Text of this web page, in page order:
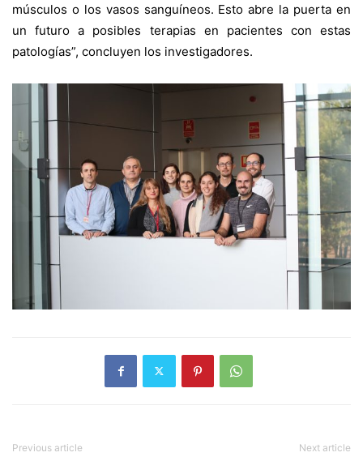
músculos o los vasos sanguíneos. Esto abre la puerta en
un futuro a posibles terapias en pacientes con estas
patologías”, concluyen los investigadores.
Previous article Next article